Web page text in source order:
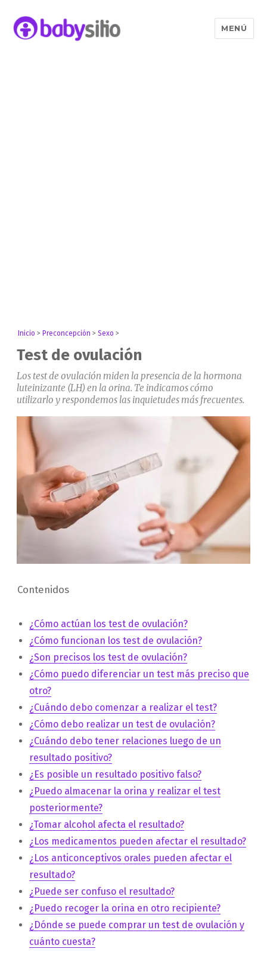
MENÚ
Inicio > Preconcepción >Sexo >
Test de ovulación
Los test de ovulación miden la presencia de la hormona
luteinizante (LH) en la orina. Te indicamos cómo
utilizarlo y respondemos las inquietudes más frecuentes.
Contenidos
¿Cómo actúan los test de ovulación?
¿Cómo funcionan los test de ovulación?
¿Son precisos los test de ovulación?
¿Cómo puedo diferenciar un test más preciso que
otro?
¿Cuándo debo comenzar a realizar el test?
¿Cómo debo realizar un test de ovulación?
¿Cuándo debo tener relaciones luego de un
resultado positivo?
¿Es posible un resultado positivo falso?
¿Puedo almacenar la orina y realizar el test
posteriormente?
¿Tomar alcohol afecta el resultado?
¿Los medicamentos pueden afectar el resultado?
¿Los anticonceptivos orales pueden afectar el
resultado?
¿Puede ser confuso el resultado?
¿Puedo recoger la orina en otro recipiente?
¿Dónde se puede comprar un test de ovulación y
cuánto cuesta?